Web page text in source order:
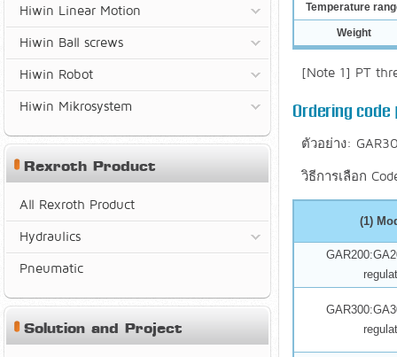
Temperature
Weight
[Note 1] PT
Ordering code
ตัวอย่าง:
วิธีการเลือก
(1)
Hiwin Linear Motion
Hiwin Ball screws
Hiwin Robot
Hiwin Mikrosystem
Rexroth Product
All Rexroth Product
Hydraulics
Pneumatic
Solution and Project